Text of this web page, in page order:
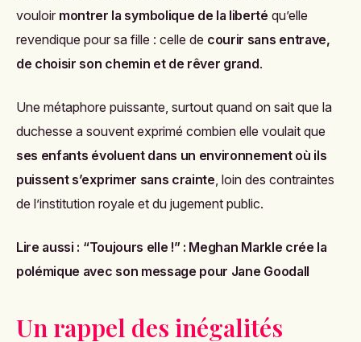
vouloir montrer la symbolique de la liberté qu’elle
revendique pour sa fille : celle de courir sans entrave,
de choisir son chemin et de rêver grand.
Une métaphore puissante, surtout quand on sait que la
duchesse a souvent exprimé combien elle voulait que
ses enfants évoluent dans un environnement où ils
puissent s’exprimer sans crainte, loin des contraintes
de l’institution royale et du jugement public.
Lire aussi : “Toujours elle !” : Meghan Markle crée la
polémique avec son message pour Jane Goodall
Un rappel des inégalités